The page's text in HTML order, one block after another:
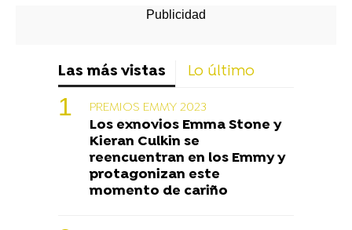
Las más vistas Lo último
PREMIOS EMMY 2023
Los exnovios Emma Stone y
Kieran Culkin se
reencuentran en los Emmy y
protagonizan este
momento de cariño